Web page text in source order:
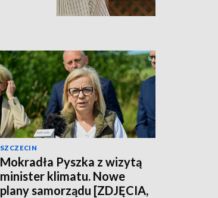
SZCZECIN
Mokradła Pyszka z wizytą
minister klimatu. Nowe
plany samorządu [ZDJĘCIA,